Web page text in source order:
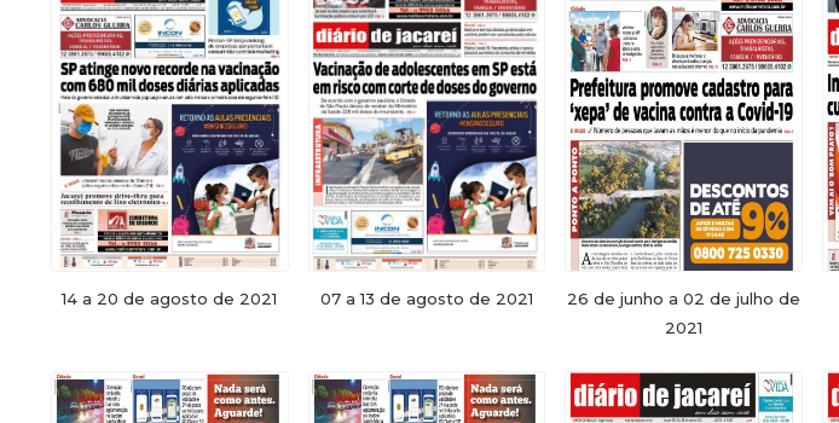
14 a 20 de agosto de 2021 07 a 13 de agosto de 2021
26 de junho a 02 de julho de
2021